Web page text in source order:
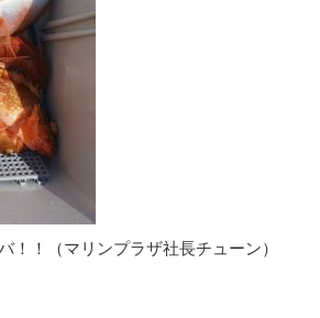
！！（マリンプラザ社長チューン）